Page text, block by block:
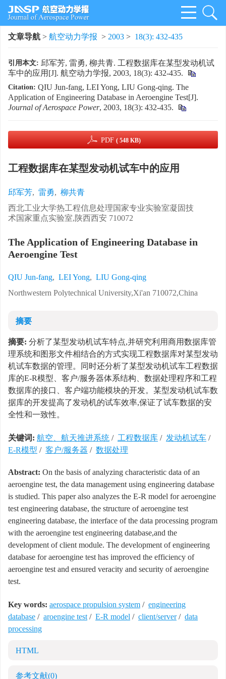
文章导航 > 航空动力学报 > 2003 > 18(3): 432-435
引用本文: 邱军芳, 雷勇, 柳共青. 工程数据库在某型发动机试
车中的应用[J]. 航空动力学报, 2003, 18(3): 432-435.
Citation: QIU Jun-fang, LEI Yong, LIU Gong-qing. The
Application of Engineering Database in Aeroengine Test[J].
Journal of Aerospace Power, 2003, 18(3): 432-435.
PDF ( 548 KB)
工程数据库在某型发动机试车中的应用
邱军芳, 雷勇, 柳共青
西北工业大学热工程信息处理国家专业实验室凝固技
术国家重点实验室,陕西西安 710072
The Application of Engineering Database in
Aeroengine Test
QIU Jun-fang, LEI Yong, LIU Gong-qing
Northwestern Polytechnical University,Xi'an 710072,China
摘要
摘要: 分析了某型发动机试车特点,并研究利用商用数据库管
理系统和图形文件相结合的方式实现工程数据库对某型发动
机试车数据的管理。同时还分析了某型发动机试车工程数据
库的E-R模型、客户/服务器体系结构、数据处理程序和工程
数据库的接口、客户端功能模块的开发。某型发动机试车数
据库的开发提高了发动机的试车效率,保证了试车数据的安
全性和一致性。
关键词: 航空、航天推进系统 / 工程数据库 / 发动机试车 /
E-R模型 / 客户/服务器 / 数据处理
Abstract: On the basis of analyzing characteristic data of an
aeroengine test, the data management using engineering database
is studied. This paper also analyzes the E-R model for aeroengine
test engineering database, the structure of aeroengine test
engineering database, the interface of the data processing program
with the aeroengine test engineering database,and the
development of client module. The development of engineering
database for aeroengine test has improved the efficiency of
aeroengine test and ensured veracity and security of aeroengine
test.
Key words: aerospace propulsion system / engineering
database / aroengine test / E-R model / client/server/ data
processing
HTML
参考文献(0)